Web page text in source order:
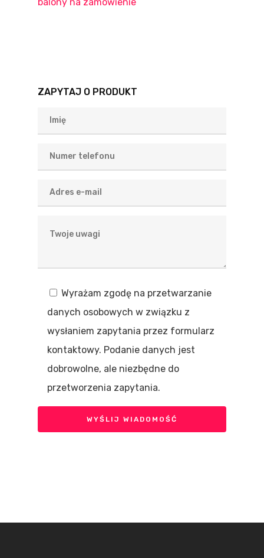
ZAPYTAJ O PRODUKT
Wyrażam zgodę na przetwarzanie
danych osobowych w związku z
wysłaniem zapytania przez formularz
kontaktowy. Podanie danych jest
dobrowolne, ale niezbędne do
przetworzenia zapytania.